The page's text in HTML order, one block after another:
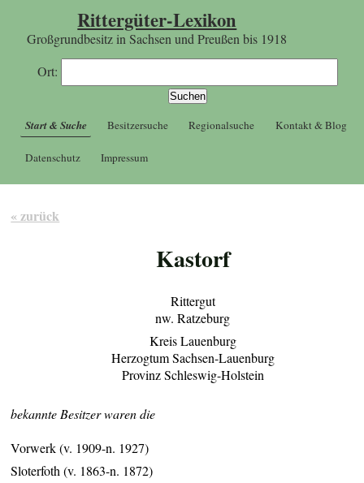
Rittergüter-Lexikon
Großgrundbesitz in Sachsen und Preußen bis 1918
Ort:
Start & Suche Besitzersuche Regionalsuche Kontakt & Blog
Datenschutz Impressum
« zurück
Kastorf
Rittergut
nw. Ratzeburg
Kreis Lauenburg
Herzogtum Sachsen-Lauenburg
Provinz Schleswig-Holstein
bekannte Besitzer waren die
Vorwerk (v. 1909-n. 1927)
Sloterfoth (v. 1863-n. 1872)